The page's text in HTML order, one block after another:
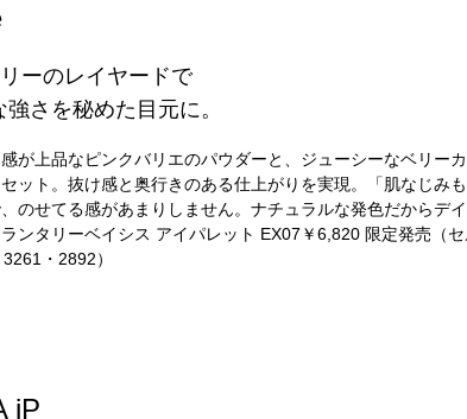
ーのレイヤードで
強さを秘めた目元に。
が上品なピンクバリエのパウダーと、ジューシーなベリー
ット。抜け感と奥行きのある仕上がりを実現。「肌なじみ
のせてる感があまりしません。ナチュラルな発色だからデ
ンタリーベイシス アイパレット EX07￥6,820 限定発売（
・2892）
iP